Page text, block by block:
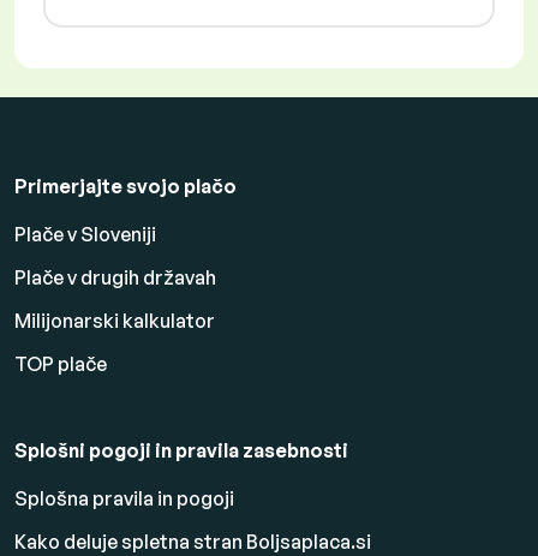
Primerjajte svojo plačo
Plače v Sloveniji
Plače v drugih državah
Milijonarski kalkulator
TOP plače
Splošni pogoji in pravila zasebnosti
Splošna pravila in pogoji
Kako deluje spletna stran Boljsaplaca.si